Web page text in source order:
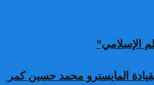
المايسترو محمد حسين كمر
الإسلامي”